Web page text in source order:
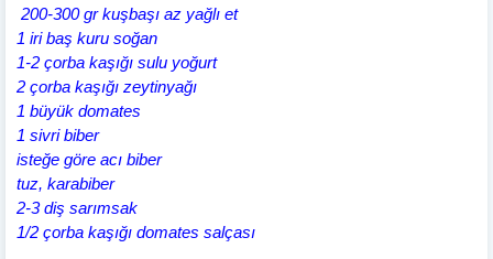
200-300 gr kuşbaşı az yağlı et
1 iri baş kuru soğan
1-2 çorba kaşığı sulu yoğurt
2 çorba kaşığı zeytinyağı
1 büyük domates
1 sivri biber
isteğe göre acı biber
tuz, karabiber
2-3 diş sarımsak
1/2 çorba kaşığı domates salçası